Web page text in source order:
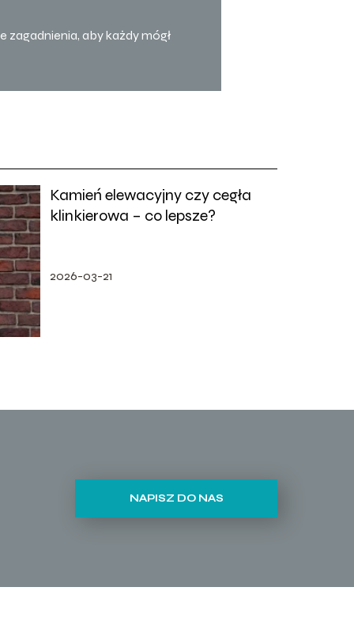
zagadnienia, aby każdy mógł
Kamień elewacyjny czy cegła
klinkierowa – co lepsze?
2026-03-21
NAPISZ DO NAS